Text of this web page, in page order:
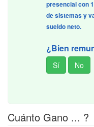
presencial con
de sistemas y
sueldo neto.
¿Bien
Cuánto Gano ... ?